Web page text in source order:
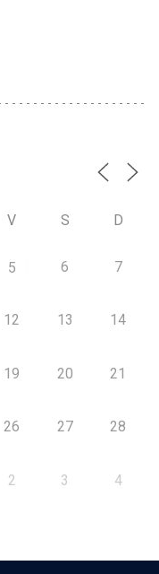
V S D
5 6 7
12 13 14
19 20 21
26 27 28
2 3 4